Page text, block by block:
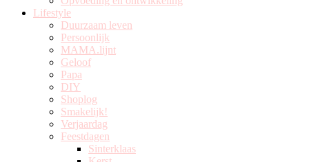
Lifestyle
Duurzaam leven
Persoonlijk
MAMA.lijnt
Geloof
Papa
DIY
Shoplog
Smakelijk!
Verjaardag
Feestdagen
Sinterklaas